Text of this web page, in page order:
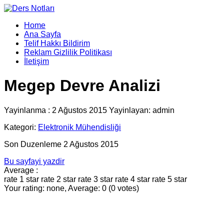
Home
Ana Sayfa
Telif Hakkı Bildirim
Reklam Gizlilik Politikası
İletişim
Megep Devre Analizi
Yayinlanma : 2 Ağustos 2015 Yayinlayan: admin
Kategori: Elektronik Mühendisliği
Son Duzenleme 2 Ağustos 2015
Bu sayfayi yazdir
Average :
rate 1 star rate 2 star rate 3 star rate 4 star rate 5 star
Your rating: none, Average: 0 (0 votes)